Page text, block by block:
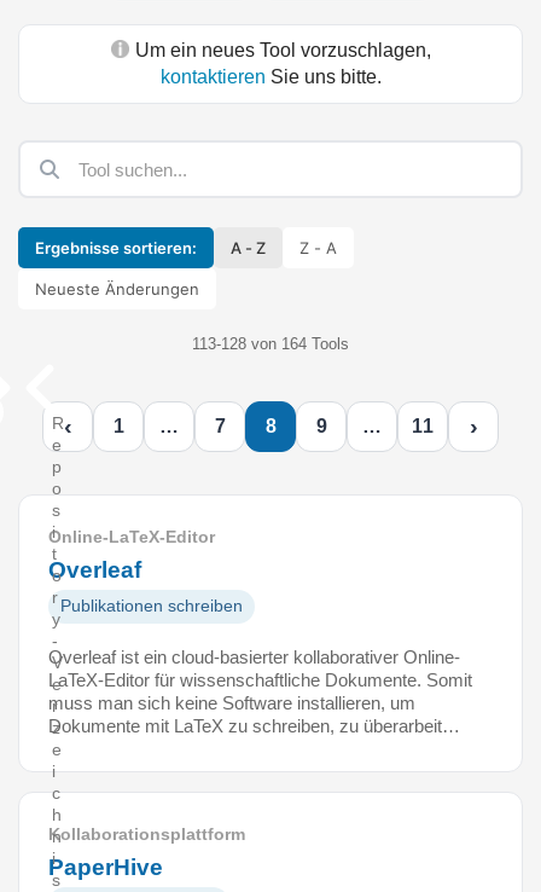
Um ein neues Tool vorzuschlagen,
kontaktieren Sie uns bitte.
Ergebnisse sortieren: A - Z Z - A
Neueste Änderungen
113-128 von 164 Tools
R
e
p
o
s
i
t
o
r
y
-
V
e
r
z
e
i
c
h
n
i
s
‹ 1 … 7 8 9 … 11 ›
Online-LaTeX-Editor
Overleaf
Publikationen schreiben
Overleaf ist ein cloud-basierter kollaborativer Online-
LaTeX-Editor für wissenschaftliche Dokumente. Somit
muss man sich keine Software installieren, um
Dokumente mit LaTeX zu schreiben, zu überarbeit…
Kollaborationsplattform
PaperHive